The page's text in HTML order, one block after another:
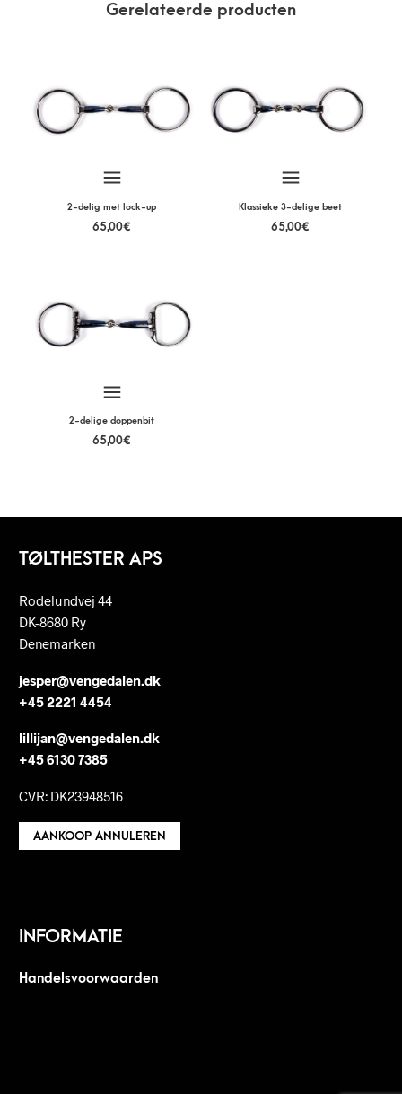
Gerelateerde producten
2-delig met lock-up
65,00€
Klassieke 3-delige beet
65,00€
2-delige doppenbit
65,00€
TØLTHESTER APS
Rodelundvej 44
DK-8680 Ry
Denemarken
jesper@vengedalen.dk
+45 2221 4454
lillijan@vengedalen.dk
+45 6130 7385
CVR: DK23948516
AANKOOP ANNULEREN
INFORMATIE
Handelsvoorwaarden